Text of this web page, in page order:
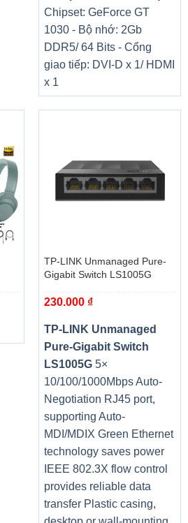
mà không cần phải mua một hệ
sức mạnh cần thiết cho máy
Chipset: GeForce GT
1030 - Bộ nhớ: 2Gb
DDR5/ 64 Bits - Cổng
giao tiếp: DVI-D x 1/ HDMI
x 1
TP-LINK Unmanaged Pure-
Gigabit Switch LS1005G
230.000 ₫
TP-LINK Unmanaged
Pure-Gigabit Switch
LS1005G5×
10/100/1000Mbps Auto-
Negotiation RJ45 port,
supporting Auto-
MDI/MDIX Green Ethernet
technology saves power
IEEE 802.3X flow control
provides reliable data
transfer Plastic casing,